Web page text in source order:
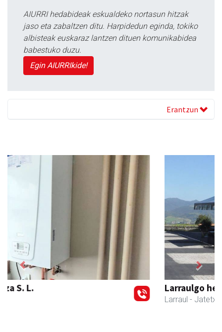
AIURRI hedabideak eskualdeko nortasun hitzak
jaso eta zabaltzen ditu. Harpidedun eginda, tokiko
albisteak euskaraz lantzen dituen komunikabidea
babestuko duzu.
Egin AIURRIkide!
Erantzun
Larraulgo herri ostatua
Previous Next